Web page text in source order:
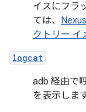
イスにフラ
ては、
クトリー イ
logcat
adb 経由で
を表示します